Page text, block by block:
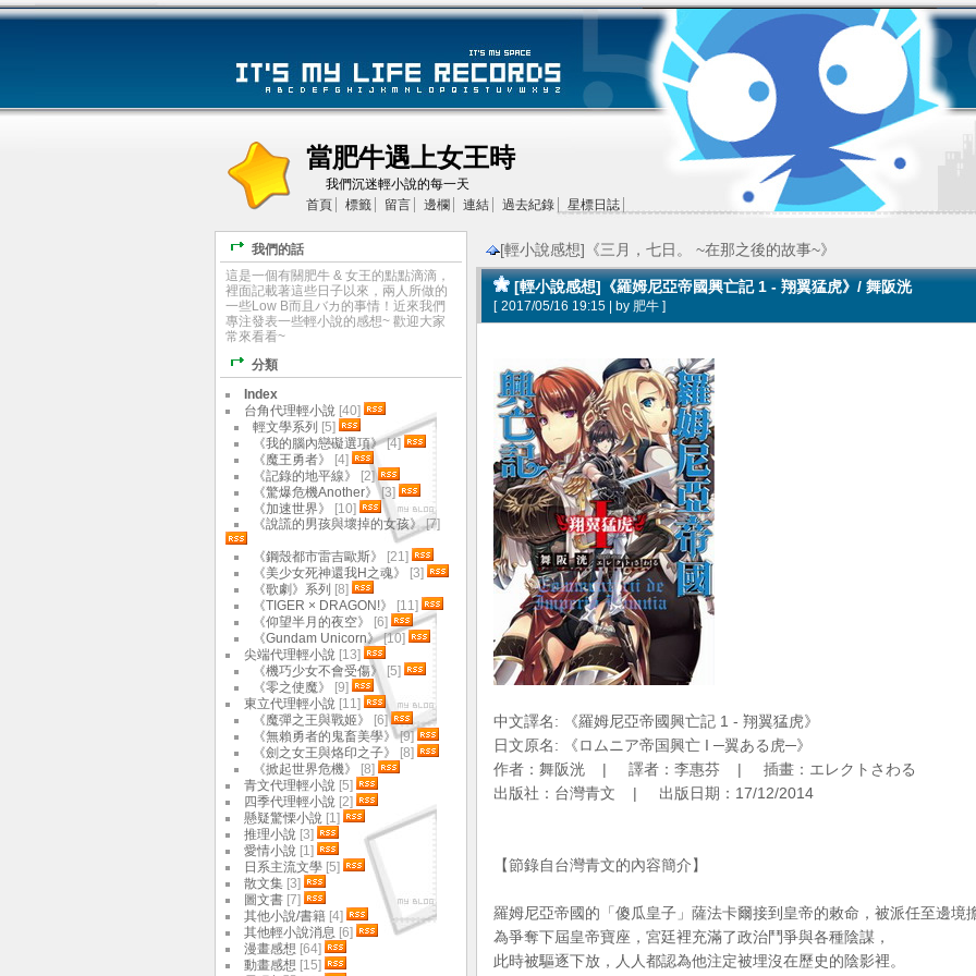
當肥牛遇上女王時
我們沉迷輕小說的每一天
首頁
標籤 留言 邊欄 連結 過去紀錄 星標日誌
[輕小說感想]《三月，七日。 ~在那之後的故事~》
[輕小說感想]《羅姆尼亞帝國興亡記 1 - 翔翼猛虎》/ 舞阪洸
[ 2017/05/16 19:15 | by 肥牛 ]
中文譯名: 《羅姆尼亞帝國興亡記 1 - 翔翼猛虎》
日文原名: 《ロムニア帝国興亡 I ─翼ある虎─》
作者：舞阪洸 | 譯者：李惠芬 | 插畫：エレクトさわる
出版社：台灣青文 | 出版日期：17/12/2014
【節錄自台灣青文的內容簡介】
羅姆尼亞帝國的「傻瓜皇子」薩法卡爾接到皇帝的敕命，被派任至邊境
為爭奪下屆皇帝寶座，宮廷裡充滿了政治鬥爭與各種陰謀，
此時被驅逐下放，人人都認為他注定被埋沒在歷史的陰影裡。
我們的話
這是一個有關肥牛 & 女王的點點滴滴，
裡面記載著這些日子以來，兩人所做的
一些Low B而且バカ的事情！近來我們
專注發表一些輕小說的感想~ 歡迎大家
常來看看~
分類
Index
台角代理輕小說 [40]
輕文學系列 [5]
《我的腦內戀礙選項》[4]
《魔王勇者》
[4]
《記錄的地平線》
[2]
《驚爆危機Another》[3]
《加速世界》
[10]
《說謊的男孩與壞掉的女孩》[7]
《鋼殼都市雷吉歐斯》
[21]
《美少女死神還我H之魂》
[3]
《歌劇》系列 [8]
《TIGER × DRAGON!》
[11]
《仰望半月的夜空》
[6]
《Gundam Unicorn》[10]
尖端代理輕小說 [13]
《機巧少女不會受傷》
[5]
《零之使魔》
[9]
東立代理輕小說 [11]
《魔彈之王與戰姬》
[6]
《無賴勇者的鬼畜美學》[9]
《劍之女王與烙印之子》
[8]
《掀起世界危機》
[8]
青文代理輕小說 [5]
四季代理輕小說 [2]
懸疑驚慄小說 [1]
推理小說 [3]
愛情小說 [1]
日系主流文學 [5]
散文集 [3]
圖文書 [7]
其他小說/書籍 [4]
其他輕小說消息 [6]
漫畫感想 [64]
動畫感想 [15]